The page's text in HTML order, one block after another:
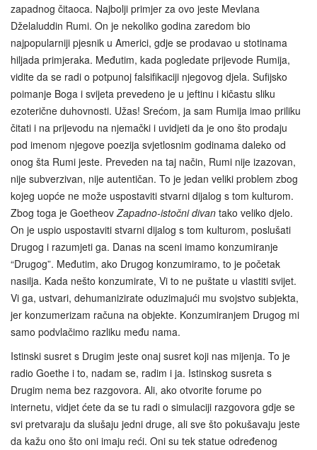
zapadnog čitaoca. Najbolji primjer za ovo jeste Mevlana
Dželaluddin Rumi. On je nekoliko godina zaredom bio
najpopularniji pjesnik u Americi, gdje se prodavao u stotinama
hiljada primjeraka. Međutim, kada pogledate prijevode Rumija,
vidite da se radi o potpunoj falsifikaciji njegovog djela. Sufijsko
poimanje Boga i svijeta prevedeno je u jeftinu i kičastu sliku
ezoterične duhovnosti. Užas! Srećom, ja sam Rumija imao priliku
čitati i na prijevodu na njemački i uvidjeti da je ono što prodaju
pod imenom njegove poezija svjetlosnim godinama daleko od
onog šta Rumi jeste. Preveden na taj način, Rumi nije izazovan,
nije subverzivan, nije autentičan. To je jedan veliki problem zbog
kojeg uopće ne može uspostaviti stvarni dijalog s tom kulturom.
Zbog toga je Goetheov Zapadno-istočni divan tako veliko djelo.
On je uspio uspostaviti stvarni dijalog s tom kulturom, poslušati
Drugog i razumjeti ga. Danas na sceni imamo konzumiranje
“Drugog”. Međutim, ako Drugog konzumiramo, to je početak
nasilja. Kada nešto konzumirate, Vi to ne puštate u vlastiti svijet.
Vi ga, ustvari, dehumanizirate oduzimajući mu svojstvo subjekta,
jer konzumerizam računa na objekte. Konzumiranjem Drugog mi
samo podvlačimo razliku među nama.
Istinski susret s Drugim jeste onaj susret koji nas mijenja. To je
radio Goethe i to, nadam se, radim i ja. Istinskog susreta s
Drugim nema bez razgovora. Ali, ako otvorite forume po
internetu, vidjet ćete da se tu radi o simulaciji razgovora gdje se
svi pretvaraju da slušaju jedni druge, ali sve što pokušavaju jeste
da kažu ono što oni imaju reći. Oni su tek statue određenog